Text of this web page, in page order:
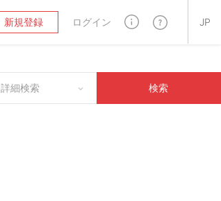
新規登録 ログイン JP
詳細検索 検索